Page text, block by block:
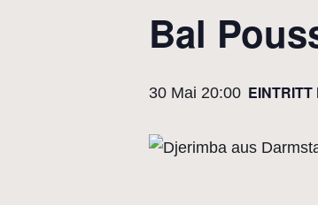
Bal
30 Mai 20:00 EINTRITT